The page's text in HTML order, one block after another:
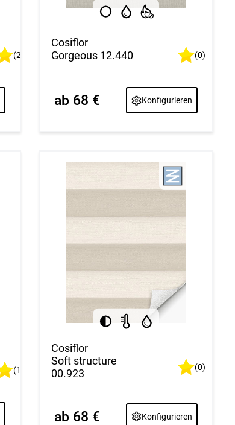
(2)
Cosiflor
Gorgeous 12.440
(0)
Konfigurieren
ab 68 €
(1)
Cosiflor
Soft structure
00.923
(0)
Konfigurieren
ab 68 €